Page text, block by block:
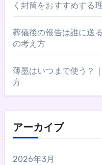
く封筒をおすすめする
葬儀後の報告は誰に送
の考え方
薄墨はいつまで使う？
方
アーカイブ
2026年3月